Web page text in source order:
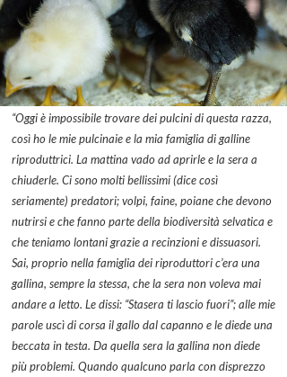
“Oggi è impossibile trovare dei pulcini di questa razza,
così ho le mie pulcinaie e la mia famiglia di galline
riproduttrici. La mattina vado ad aprirle e la sera a
chiuderle. Ci sono molti bellissimi (dice così
seriamente) predatori; volpi, faine, poiane che devono
nutrirsi e che fanno parte della biodiversità selvatica e
che teniamo lontani grazie a recinzioni e dissuasori.
Sai, proprio nella famiglia dei riproduttori c’era una
gallina, sempre la stessa, che la sera non voleva mai
andare a letto. Le dissi: “Stasera ti lascio fuori”; alle mie
parole uscì di corsa il gallo dal capanno e le diede una
beccata in testa. Da quella sera la gallina non diede
più problemi. Quando qualcuno parla con disprezzo